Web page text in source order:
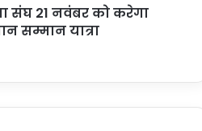
संघ 21 नवंबर को करेगा
सम्मान यात्रा